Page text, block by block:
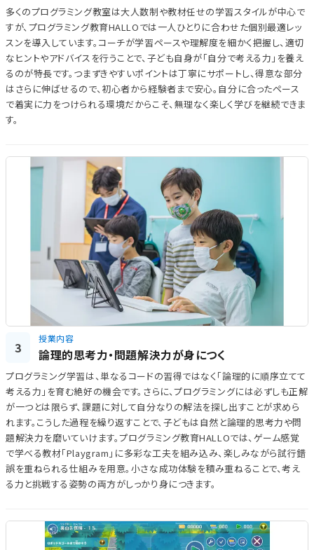
多くのプログラミング教室は大人数制や教材任せの学習スタイルが中心で
すが、プログラミング教育HALLOでは一人ひとりに合わせた個別最適レッ
スンを導入しています。コーチが学習ペースや理解度を細かく把握し、適切
なヒントやアドバイスを行うことで、子ども自身が「自分で考える力」を養え
るのが特長です。つまずきやすいポイントは丁寧にサポートし、得意な部分
はさらに伸ばせるので、初心者から経験者まで安心。自分に合ったペース
で着実に力をつけられる環境だからこそ、無理なく楽しく学びを継続できま
す。
3
授業内容
論理的思考力・問題解決力が身につく
プログラミング学習は、単なるコードの習得ではなく「論理的に順序立てて
考える力」を育む絶好の機会です。さらに、プログラミングには必ずしも正解
が一つとは限らず、課題に対して自分なりの解法を探し出すことが求めら
れます。こうした過程を繰り返すことで、子どもは自然と論理的思考力や問
題解決力を磨いていけます。プログラミング教育HALLOでは、ゲーム感覚
で学べる教材「Playgram」に多彩な工夫を組み込み、楽しみながら試行錯
誤を重ねられる仕組みを用意。小さな成功体験を積み重ねることで、考え
る力と挑戦する姿勢の両方がしっかり身につきます。